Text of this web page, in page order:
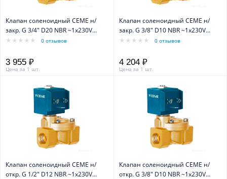
Клапан соленоидный CEME н/
закр. G 3/4" D20 NBR ~1x230V
50Hz
0 отзывов
3 955 ₽
Цена за 1 шт.
Клапан соленоидный CEME н/
закр. G 3/8" D10 NBR ~1x230V
50Hz
0 отзывов
4 204 ₽
Цена за 1 шт.
Клапан соленоидный CEME н/
откр. G 1/2" D12 NBR ~1x230V
Клапан соленоидный CEME н/
откр. G 3/8" D10 NBR ~1x230V